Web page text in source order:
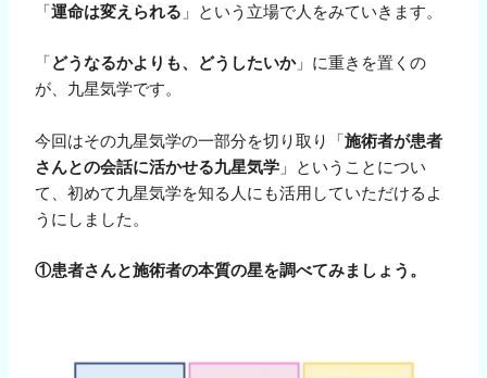
「運命は変えられる 」という立場で人をみていきます。
「どうなるかよりも、どうしたいか」に重きを置くの
が、九星気学です。
今回はその九星気学の一部分を切り取り「施術者が患者
さんとの会話に活かせる九星気学 」ということについ
て、初めて九星気学を知る人にも活用していただけるよ
うにしました。
①患者さんと施術者の本質の星を調べてみましょう。